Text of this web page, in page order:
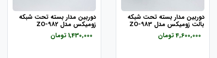
دوربین مدار بسته تحت شبکه
بالت زومیکس مدل ZO-983
4,600,000 تومان
دوربین مدار بسته تحت شبکه
زومیکس مدل ZO-982
1,430,000 تومان